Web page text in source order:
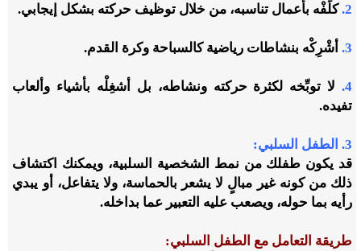
2. كلِّفْه بأعمال تناسبه، من خلال توظيف حركته بشكل إيجابي.
3. أشْرِكْه بنشاطات رياضية كالسباحة وكرة القدم.
4.
لا توبِّخه لكثرة حركته ونشاطه، بل أشغِلْه بأشياء وألعاب
تفيده.
3.
الطفل السلبي:
قد يكون طفلك من نمط الشخصية السلبية، ويمكنك اكتشاف
ذلك من كونه غير مبالٍ لا يشعر بالحماسة، ولا يتفاعل، أو يبدي
رأيه بما حوله، ويصعب عليه التعبير عما بداخله.
طريقة التعامل مع الطفل السلبي: